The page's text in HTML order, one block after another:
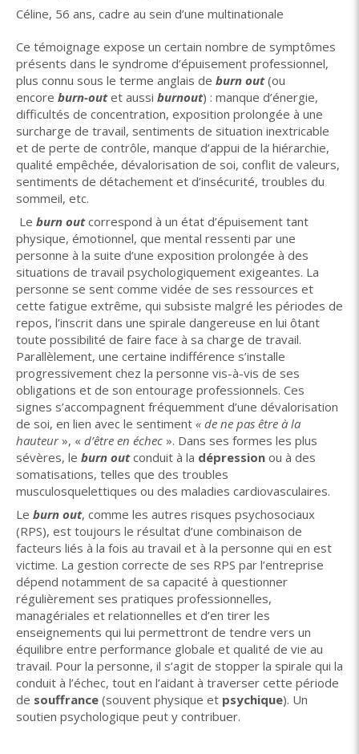
Céline, 56 ans, cadre au sein d’une multinationale
Ce témoignage expose un certain nombre de symptômes
présents dans le syndrome d’épuisement professionnel,
plus connu sous le terme anglais de burn out(ou
encore burn-outet aussi burnout) : manque d’énergie,
difficultés de concentration, exposition prolongée à une
surcharge de travail, sentiments de situation inextricable
et de perte de contrôle, manque d’appui de la hiérarchie,
qualité empêchée, dévalorisation de soi, conflit de valeurs,
sentiments de détachement et d’insécurité, troubles du
sommeil, etc.
Le burn outcorrespond à un état d’épuisement tant
physique, émotionnel, que mental ressenti par une
personne à la suite d’une exposition prolongée à des
situations de travail psychologiquement exigeantes. La
personne se sent comme vidée de ses ressources et
cette fatigue extrême, qui subsiste malgré les périodes de
repos, l’inscrit dans une spirale dangereuse en lui ôtant
toute possibilité de faire face à sa charge de travail.
Parallèlement, une certaine indifférence s’installe
progressivement chez la personne vis-à-vis de ses
obligations et de son entourage professionnels. Ces
signes s’accompagnent fréquemment d’une dévalorisation
de soi, en lien avec le sentiment « de ne pas être à la
hauteur», « d’être en échec ». Dans ses formes les plus
sévères, le burn outconduit à la dépression ou à des
somatisations, telles que des troubles
musculosquelettiques ou des maladies cardiovasculaires.
Le burn out, comme les autres risques psychosociaux
(RPS), est toujours le résultat d’une combinaison de
facteurs liés à la fois au travail et à la personne qui en est
victime. La gestion correcte de ses RPS par l’entreprise
dépend notamment de sa capacité à questionner
régulièrement ses pratiques professionnelles,
managériales et relationnelles et d’en tirer les
enseignements qui lui permettront de tendre vers un
équilibre entre performance globale et qualité de vie au
travail. Pour la personne, il s’agit de stopper la spirale qui la
conduit à l’échec, tout en l’aidant à traverser cette période
de souffrance (souvent physique et psychique). Un
soutien psychologique peut y contribuer.